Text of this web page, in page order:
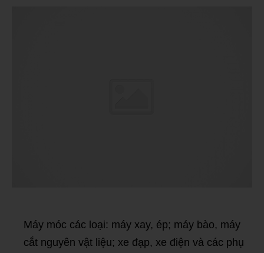
Máy móc các loại: máy xay, ép; máy bào, máy
cắt nguyên vật liệu; xe đạp, xe điện và các phụ